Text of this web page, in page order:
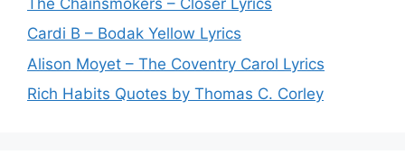
Cardi B – Bodak Yellow Lyrics
Alison Moyet – The Coventry Carol Lyrics
Rich Habits Quotes by Thomas C. Corley